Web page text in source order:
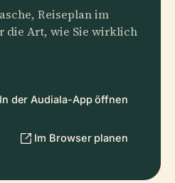
Reiseplan im
die Art, wie Sie wirklich
In der Audiala-App öffnen
Im Browser planen